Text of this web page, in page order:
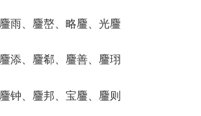
雨、麠嶅、略麠、光麠
添、麠郗、麠善、麠珝
钟、麠邦、宝麠、麠则